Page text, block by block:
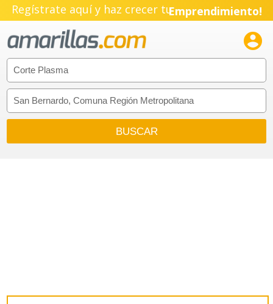
Regístrate aquí y haz crecer tuEmprendimiento!
